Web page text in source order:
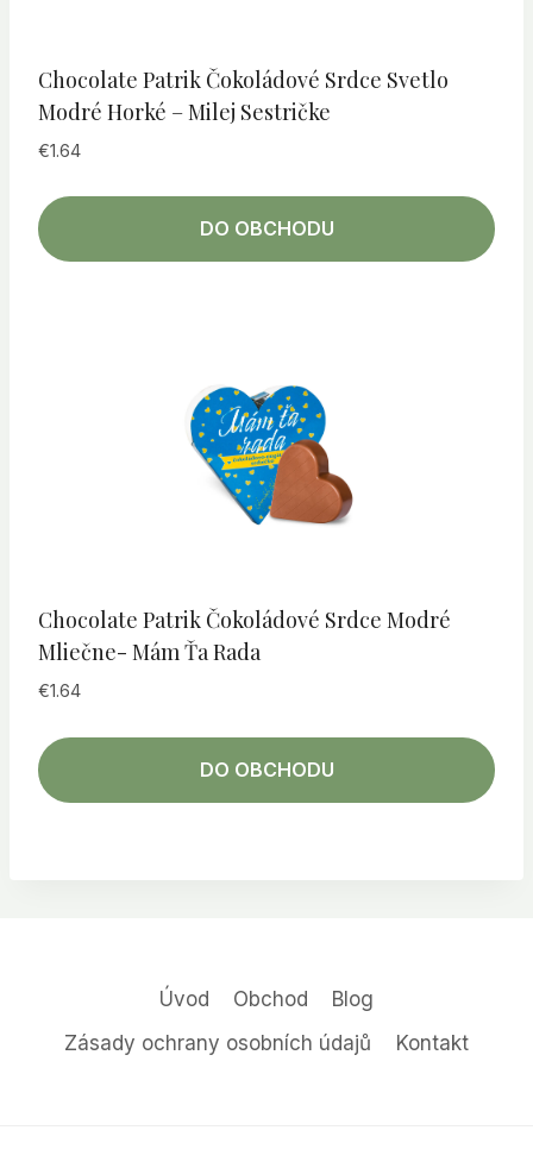
Chocolate Patrik Čokoládové Srdce Svetlo
Modré Horké – Milej Sestričke
€1.64
DO OBCHODU
Chocolate Patrik Čokoládové Srdce Modré
Mliečne- Mám Ťa Rada
€1.64
DO OBCHODU
Úvod Obchod
Blog
Zásady ochrany osobních údajů
Kontakt